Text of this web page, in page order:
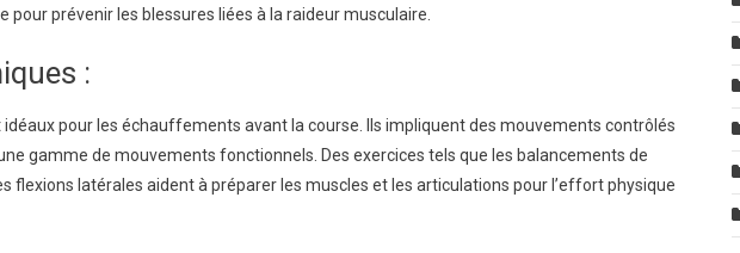
pour prévenir les blessures liées à la raideur musculaire.
:
idéaux pour les échauffements avant la course. Ils impliquent des mouvements contrôlés
gamme de mouvements fonctionnels. Des exercices tels que les balancements de
flexions latérales aident à préparer les muscles et les articulations pour l’effort physique